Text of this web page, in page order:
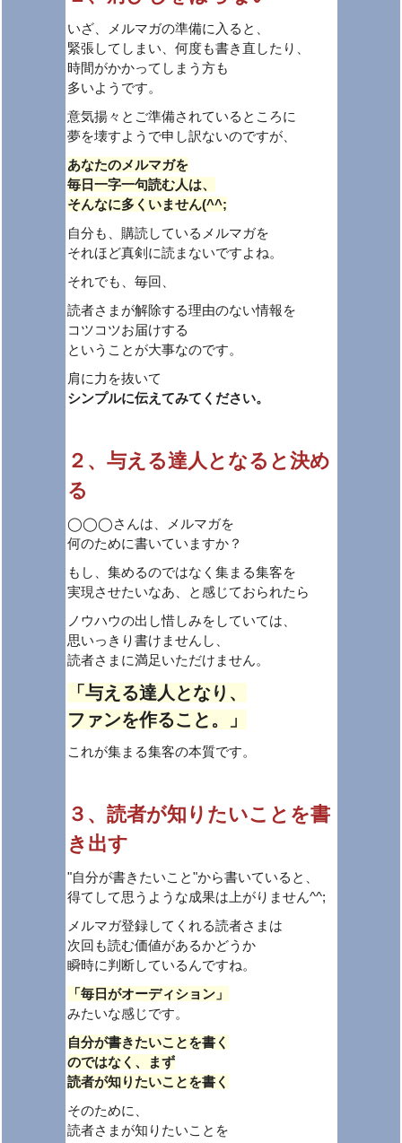
いざ、メルマガの準備に入ると、
緊張してしまい、何度も書き直したり、
時間がかかってしまう方も
多いようです。
意気揚々とご準備されているところに
夢を壊すようで申し訳ないのですが、
あなたのメルマガを
毎日一字一句読む人は、
そんなに多くいません(^^;
自分も、購読しているメルマガを
それほど真剣に読まないですよね。
それでも、毎回、
読者さまが解除する理由のない情報を
コツコツお届けする
ということが大事なのです。
肩に力を抜いて
シンプルに伝えてみてください。
２、与える達人となると決め
る
◯◯◯さんは、メルマガを
何のために書いていますか？
もし、集めるのではなく集まる集客を
実現させたいなあ、と感じておられたら
ノウハウの出し惜しみをしていては、
思いっきり書けませんし、
読者さまに満足いただけません。
「与える達人となり、
ファンを作ること。」
これが集まる集客の本質です。
３、読者が知りたいことを書
き出す
"自分が書きたいこと"から書いていると、
得てして思うような成果は上がりません^^;
メルマガ登録してくれる読者さまは
次回も読む価値があるかどうか
瞬時に判断しているんですね。
「毎日がオーディション」
みたいな感じです。
自分が書きたいことを書く
のではなく、まず
読者が知りたいことを書く
そのために、
読者さまが知りたいことを